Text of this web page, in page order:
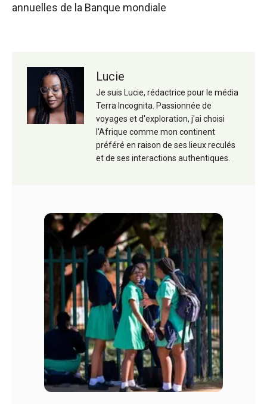
annuelles de la Banque mondiale
Lucie
Je suis Lucie, rédactrice pour le média
Terra Incognita. Passionnée de
voyages et d'exploration, j'ai choisi
l'Afrique comme mon continent
préféré en raison de ses lieux reculés
et de ses interactions authentiques.